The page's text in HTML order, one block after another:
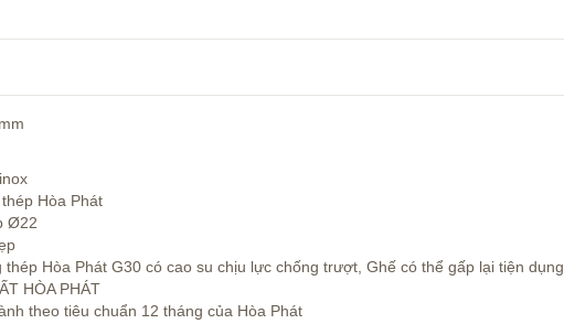
thép Hòa Phát
đẹp
G30 có cao su chịu lực chống trượt, Ghế có thể gấp lại tiện dụng.
HÒA PHÁT
theo tiêu chuẩn 12 tháng của Hòa Phát